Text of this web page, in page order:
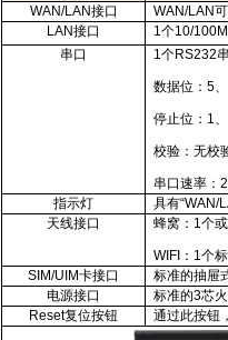
WAN/LAN接口 WAN/LAN
LAN接口 1个10/100M
串口
1个RS232
数据位：5、
停止位： 1、
校验：无校
串口速率：
指示灯
具有“WAN/
天线接口
蜂窝： 1个或
WIFI ： 1个
SIM/UIM卡接口
标准的抽屉
电源接口
标准的3芯
Reset复位按钮 通过此按钮